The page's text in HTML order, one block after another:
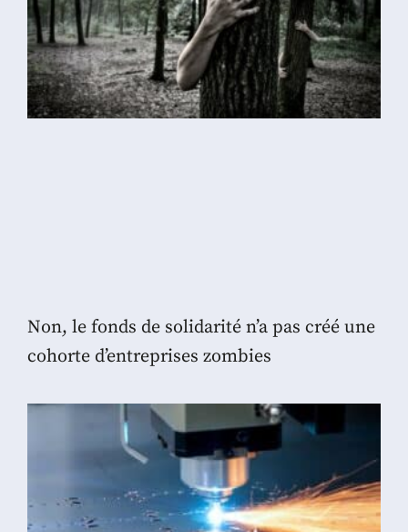
Non, le fonds de solidarité n’a pas créé une
cohorte d’entreprises zombies